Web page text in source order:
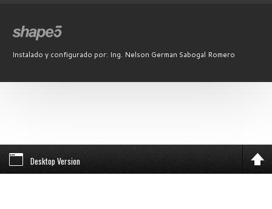
Instalado y configurado por: Ing. Nelson German Sabogal Romero
Desktop Version